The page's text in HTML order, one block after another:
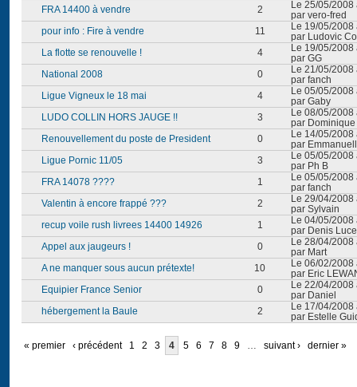
FRA 14400 à vendre
2
Le 25/05/2008
par vero-fred
pour info : Fire à vendre
11
Le 19/05/2008
par Ludovic
La flotte se renouvelle !
4
Le 19/05/2008
par GG
National 2008
0
Le 21/05/2008
par fanch
Ligue Vigneux le 18 mai
4
Le 05/05/2008
par Gaby
LUDO COLLIN HORS JAUGE !!
3
Le 08/05/2008
par
Renouvellement du poste de President
0
Le 14/05/2008
par
Ligue Pornic 11/05
3
Le 05/05/2008
par Ph B
FRA 14078 ????
1
Le 05/05/2008
par fanch
Valentin à encore frappé ???
2
Le 29/04/2008
par Sylvain
recup voile rush livrees 14400 14926
1
Le 04/05/2008
par Denis
Appel aux jaugeurs !
0
Le 28/04/2008
par Mart
A ne manquer sous aucun prétexte!
10
Le 06/02/2008
par Eric
Equipier France Senior
0
Le 22/04/2008
par Daniel
hébergement la Baule
2
Le 17/04/2008
par Estelle
« premier ‹ précédent 1 2 3 4 5 6 7 8 9 … suivant › dernier »